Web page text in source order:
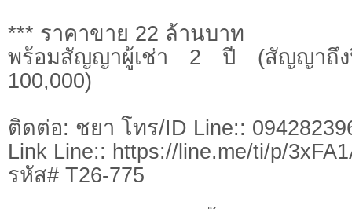
*** ราคาขาย 22 ล้านบาท
พร้อมสัญญาผู้เช่า 2 ปี (สัญญาถึ
100,000)
ติดต่อ: ชยา โทร/ID Line::
Link Line:: https://line.me/ti/p/
รหัส# T26-775